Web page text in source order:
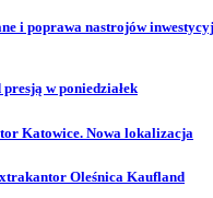
i poprawa nastrojów
presją w poniedziałek
Katowice. Nowa lokalizacja
Oleśnica Kaufland